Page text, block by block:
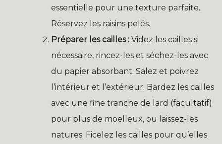
essentielle pour une texture parfaite.
Réservez les raisins pelés.
Préparer les cailles : Videz les cailles si
nécessaire, rincez-les et séchez-les avec
du papier absorbant. Salez et poivrez
l’intérieur et l’extérieur. Bardez les cailles
avec une fine tranche de lard (facultatif)
pour plus de moelleux, ou laissez-les
natures. Ficelez les cailles pour qu’elles